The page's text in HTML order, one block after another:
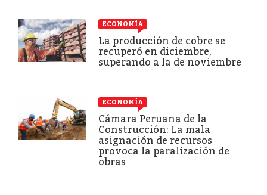
ECONOMÍA
La producción de cobre se
recuperó en diciembre,
superando a la de noviembre
ECONOMÍA
Cámara Peruana de la
Construcción: La mala
asignación de recursos
provoca la paralización de
obras